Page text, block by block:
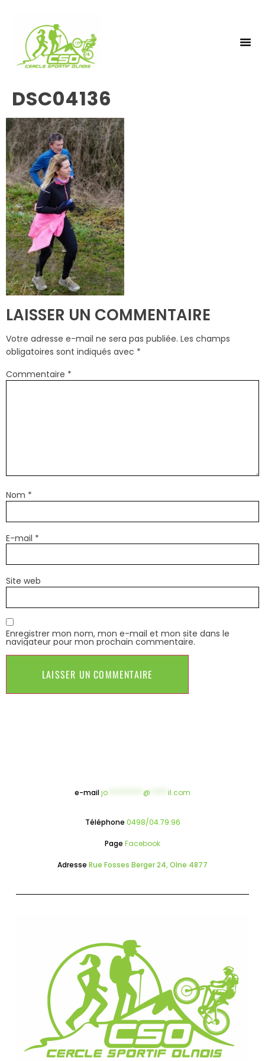
DSC04136
LAISSER UN COMMENTAIRE
Votre adresse e-mail ne sera pas publiée. Les champs
obligatoires sont indiqués avec *
Commentaire *
Nom *
E-mail *
Site web
Enregistrer mon nom, mon e-mail et mon site dans le
navigateur pour mon prochain commentaire.
e-mailjo @ il.com
Téléphone 0498/04.79.96
Page Facebook
Adresse Rue Fosses Berger 24, Olne 4877